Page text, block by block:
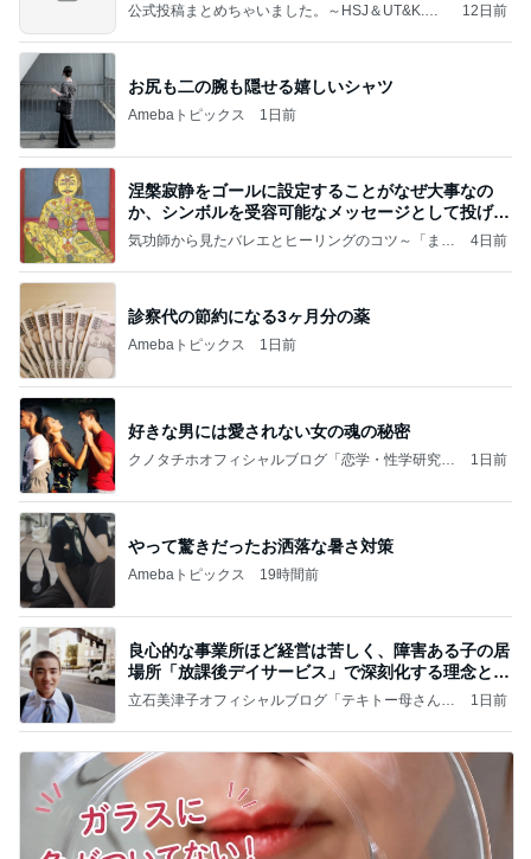
公式投稿まとめちゃいました。～HSJ＆UT&K.O.
12日前
お尻も二の腕も隠せる嬉しいシャツ
Amebaトピックス 1日前
涅槃寂静をゴールに設定することがなぜ大事なの
か、シンボルを受容可能なメッセージとして投げる
ことが
気功師から見たバレエとヒーリングのコツ～「まと
4日前
診察代の節約になる3ヶ月分の薬
Amebaトピックス 1日前
好きな男には愛されない女の魂の秘密
クノタチホオフィシャルブログ「恋学・性学研究
1日前
やって驚きだったお洒落な暑さ対策
Amebaトピックス 19時間前
良心的な事業所ほど経営は苦しく、障害ある子の居
場所「放課後デイサービス」で深刻化する理念と現
実の
立石美津子オフィシャルブログ「テキトー母さんの
1日前